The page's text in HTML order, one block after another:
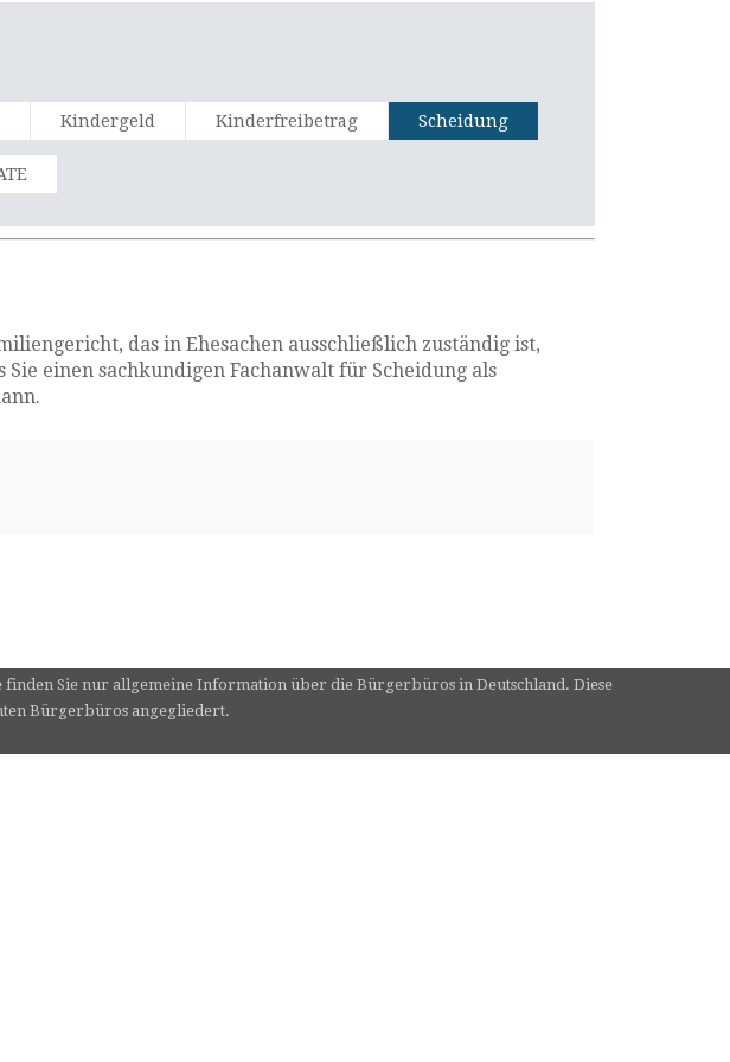
Kindergeld Kinderfreibetrag Scheidung
das in Ehesachen ausschließlich zuständig ist,
einen sachkundigen Fachanwalt für Scheidung als
Sie nur allgemeine Information über die Bürgerbüros in Deutschland. Diese
Bürgerbüros angegliedert.